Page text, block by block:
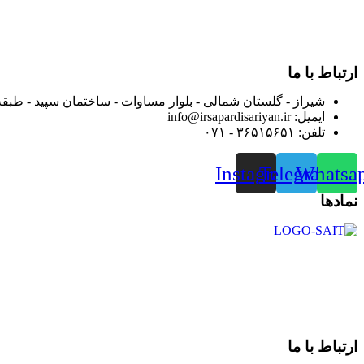
ارتباط با ما
شیراز - گلستان شمالی - بلوار مساوات - ساختمان سپید -
ایمیل: info@irsapardisariyan.ir
تلفن: ۳۶۵۱۵۶۵۱ - ۰۷۱
Telegram
Instagram
نمادها
ارتباط با ما